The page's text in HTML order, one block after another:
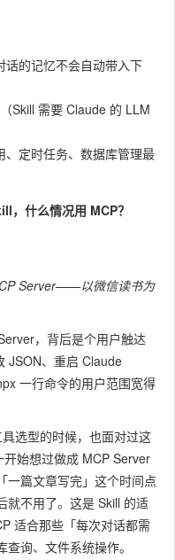
话的记忆不会自动带入下
Skill 需要 Claude 的 LLM
定时任务、数据库管理最
，什么情况用 MCP？
Server——以微信读书为
，背后是个用户触达
JSON、重启 Claude
一行命令的用户范围宽得
选型的时候，也面对过这
始想过做成 MCP Server
篇文章写完」这个时间点
就不用了。这是 Skill 的适
适合那些「每次对话都需
询、文件系统操作。